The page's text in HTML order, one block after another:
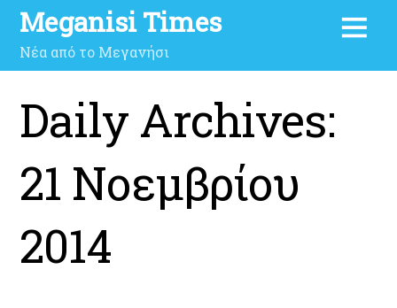
Meganisi Times
Νέα από το Μεγανήσι
Daily Archives:
21 Νοεμβρίου
2014